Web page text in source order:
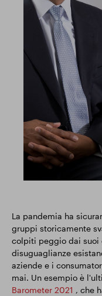
La pandemia ha
gruppi storicamente
colpiti peggio dai suoi
disuguaglianze
aziende e i
mai. Un esempio è
Barometer 2021 , che